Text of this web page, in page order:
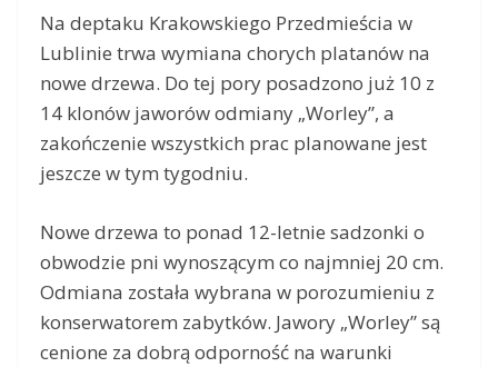
Na deptaku Krakowskiego Przedmieścia w
Lublinie trwa wymiana chorych platanów na
nowe drzewa. Do tej pory posadzono już 10 z
14 klonów jaworów odmiany „Worley”, a
zakończenie wszystkich prac planowane jest
jeszcze w tym tygodniu.
Nowe drzewa to ponad 12-letnie sadzonki o
obwodzie pni wynoszącym co najmniej 20 cm.
Odmiana została wybrana w porozumieniu z
konserwatorem zabytków. Jawory „Worley” są
cenione za dobrą odporność na warunki